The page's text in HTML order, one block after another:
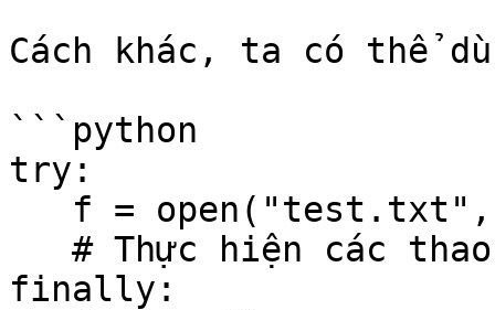
Cách khác, ta có thể
```python
try:
finally: